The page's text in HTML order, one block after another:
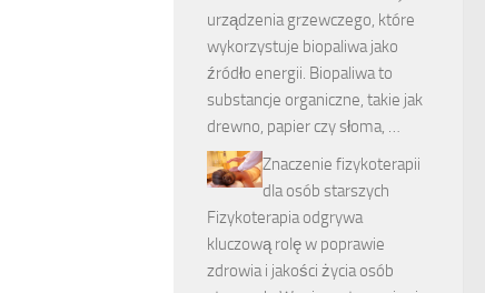
urządzenia grzewczego, które
wykorzystuje biopaliwa jako
źródło energii. Biopaliwa to
substancje organiczne, takie jak
drewno, papier czy słoma, …
Znaczenie fizykoterapii
dla osób starszych
Fizykoterapia odgrywa
kluczową rolę w poprawie
zdrowia i jakości życia osób